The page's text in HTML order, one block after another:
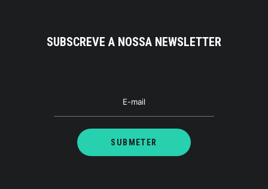
SUBSCREVE A NOSSA NEWSLETTER